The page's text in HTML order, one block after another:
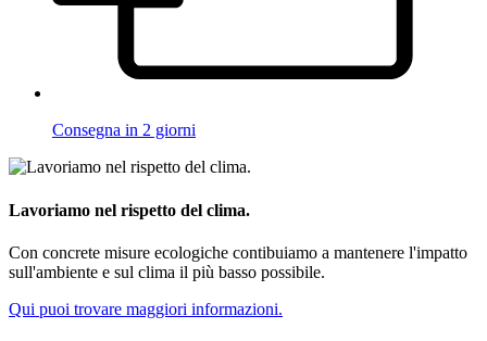
Consegna in 2 giorni
Lavoriamo nel rispetto del clima.
Con concrete misure ecologiche contibuiamo a mantenere l'impatto
sull'ambiente e sul clima il più basso possibile.
Qui puoi trovare maggiori informazioni.